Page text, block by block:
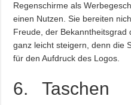
Regenschirme als
einen Nutzen. Sie bereiten
Freude, der Bekanntheitsgrad
ganz leicht steigern, denn die
für den Aufdruck des Logos.
6. Taschen